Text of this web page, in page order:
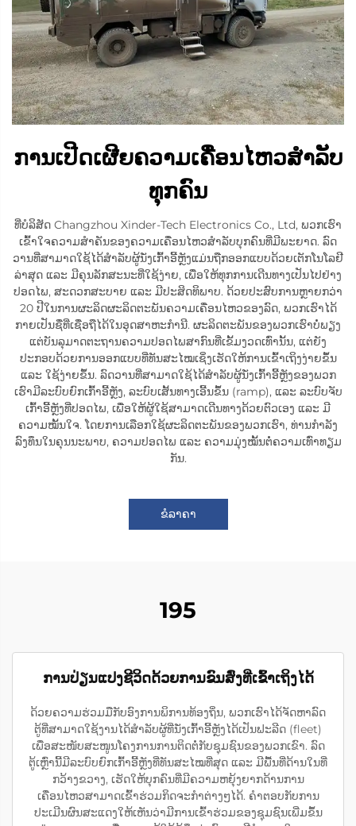
ການເປີດເຜີຍຄວາມເຄື່ອນໄຫວສຳລັບ
ທຸກຄົນ
ທີ່ບໍລິສັດ Changzhou Xinder-Tech Electronics Co., Ltd, ພວກເຮົາ
ເຂົ້າໃຈຄວາມສຳຄັນຂອງຄວາມເຄື່ອນໄຫວສຳລັບບຸກຄົນທີ່ມີພະຍາດ. ລົດ
ວານທີ່ສາມາດໃຊ້ໄດ້ສຳລັບຜູ້ນັ່ງເກົ້າອີ້ຫຼັງແມ່ນຖືກອອກແບບດ້ວຍເຕັກໂນໂລຢີ
ລ່າສຸດ ແລະ ມີຄຸນລັກສະນະທີ່ໃຊ້ງ່າຍ, ເພື່ອໃຫ້ທຸກການເດີນທາງເປັນໄປຢ່າງ
ປອດໄພ, ສະດວກສະບາຍ ແລະ ມີປະສິດທິພາບ. ດ້ວຍປະສົບການຫຼາຍກວ່າ
20 ປີໃນການຜະລິດຜະລິດຕະພັນຄວາມເຄື່ອນໄຫວຂອງລົດ, ພວກເຮົາໄດ້
ກາຍເປັນຊື່ທີ່ເຊື່ອຖືໄດ້ໃນອຸດສາຫະກຳນີ. ຜະລິດຕະພັນຂອງພວກເຮົາບໍ່ພຽງ
ແຕ່ບັນລຸມາດຕະຖານຄວາມປອດໄພສາກົນທີ່ເຂັ້ມງວດເທົ່ານັ້ນ, ແຕ່ຍັງ
ປະກອບດ້ວຍການອອກແບບທີ່ທັນສະໄໝເຊິ່ງເຮັດໃຫ້ການເຂົ້າເຖິງງ່າຍຂຶ້ນ
ແລະ ໃຊ້ງ່າຍຂຶ້ນ. ລົດວານທີ່ສາມາດໃຊ້ໄດ້ສຳລັບຜູ້ນັ່ງເກົ້າອີ້ຫຼັງຂອງພວກ
ເຮົາມີລະບົບຍົກເກົ້າອີ້ຫຼັງ, ລະບົບເສັ້ນທາງເອີ້ນຂຶ້ນ (ramp), ແລະ ລະບົບຈັບ
ເກົ້າອີ້ຫຼັງທີ່ປອດໄພ, ເພື່ອໃຫ້ຜູ້ໃຊ້ສາມາດເດີນທາງດ້ວຍຕົວເອງ ແລະ ມີ
ຄວາມໝັ້ນໃຈ. ໂດຍການເລືອກໃຊ້ຜະລິດຕະພັນຂອງພວກເຮົາ, ທ່ານກຳລັງ
ລົງທຶນໃນຄຸນນະພາບ, ຄວາມປອດໄພ ແລະ ຄວາມມຸ່ງໝັ້ນຕໍ່ຄວາມເທົ່າທຽມ
ກັນ.
ຂໍລາຄາ
195
ການປ່ຽນແປງຊີວິດດ້ວຍການຂົນສົ່ງທີ່ເຂົ້າເຖິງໄດ້
ດ້ວຍຄວາມຮ່ວມມືກັບອົງການພິການທ້ອງຖິ່ນ, ພວກເຮົາໄດ້ຈັດຫາລົດ
ຕູ້ທີ່ສາມາດໃຊ້ງານໄດ້ສຳລັບຜູ້ທີ່ນັ່ງເກົ້າອີ້ຫຼັງໄດ້ເປັນຟະລີດ (fleet)
ເພື່ອສະໜັບສະໜູນໂຄງການການຕິດຕໍ່ກັບຊຸມຊົນຂອງພວກເຂົາ. ລົດ
ຕູ້ເຫຼົ່ານີ້ມີລະບົບຍົກເກົ້າອີ້ຫຼັງທີ່ທັນສະໄໝທີ່ສຸດ ແລະ ມີພື້ນທີ່ດ້ານໃນທີ່
ກວ້າງຂວາງ, ເຮັດໃຫ້ບຸກຄົນທີ່ມີຄວາມຫຍຸ້ງຍາກດ້ານການ
ເຄື່ອນໄຫວສາມາດເຂົ້າຮ່ວມກິດຈະກຳຕ່າງໆໄດ້. ຄຳຕອບກັບການ
ປະເມີນຜົນສະແດງໃຫ້ເຫັນວ່າມີການເຂົ້າຮ່ວມຂອງຊຸມຊົນເພີ່ມຂຶ້ນ